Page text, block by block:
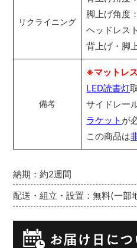
納期：約2週間
配送・組立・設置：無料(一部
リクライニング
脚上げ角度
ヘッドレス
背上げ・脚
備考
※マットレ
LED読書灯
サイドレー
ラケット が
この商品は